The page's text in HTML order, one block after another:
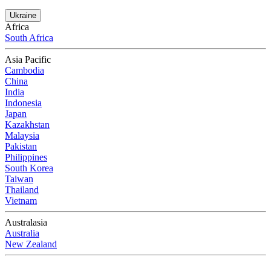
Ukraine
Africa
South Africa
Asia Pacific
Cambodia
China
India
Indonesia
Japan
Kazakhstan
Malaysia
Pakistan
Philippines
South Korea
Taiwan
Thailand
Vietnam
Australasia
Australia
New Zealand